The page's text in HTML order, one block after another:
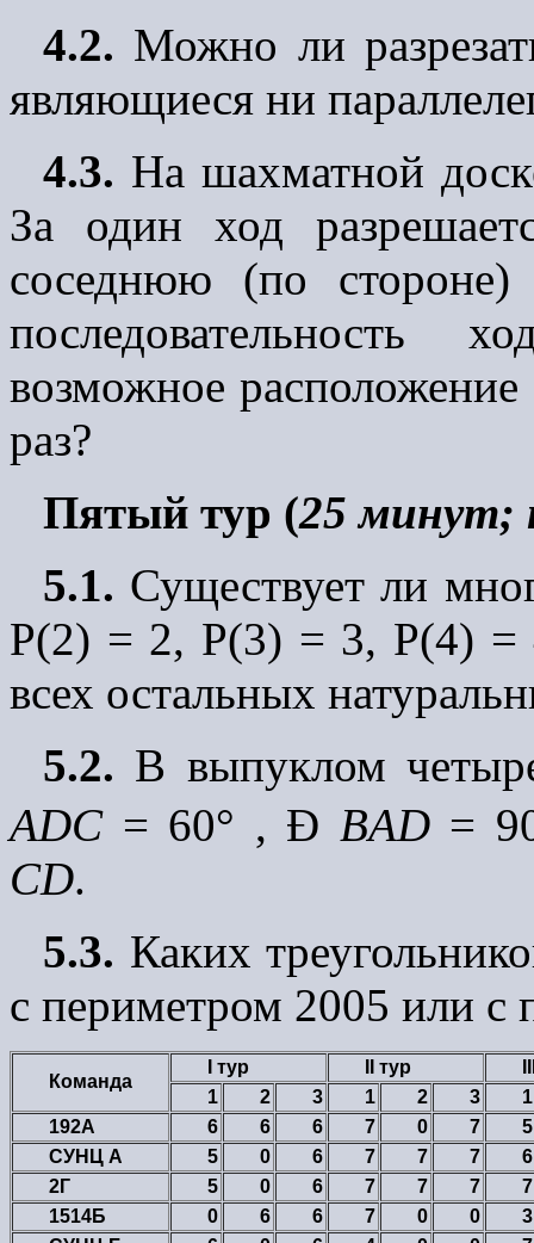
4.2. Можно ли
являющиеся ни
4.3. На шахматной
За один ход
соседнюю (по стороне)
последовательность
возможное
раз?
Пятый тур (25 минут;
5.1. Существует ли
P(2) = 2, P(3) = 3, P(4) =
всех остальных
5.2. В выпуклом
АDС= 60° , Ð BАD=
CD.
5.3. Каких
с периметром 2005 или с
Команда
I тур II тур
1
2 3 1 2 3
1
192А
6 6 6 7 0 7
5
СУНЦ А
5 0 6 7 7 7
6
2Г
5 0 6 7 7 7
7
1514Б
0 6 6 7 0 0
3